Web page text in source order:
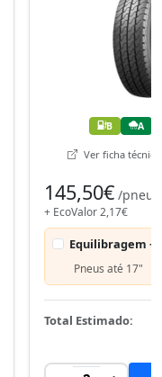
B A
Ver ficha técnica
145,50€ /pneu
+ EcoValor 2,17€
Equilibragem +
Pneus até 17"
Total Estimado: